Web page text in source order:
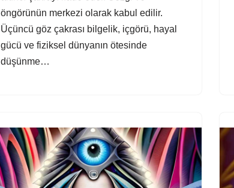
öngörünün merkezi olarak kabul edilir.
Üçüncü göz çakrası bilgelik, içgörü, hayal
gücü ve fiziksel dünyanın ötesinde
düşünme…